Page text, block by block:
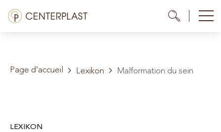
Aller
auMenü
À propos de nous
Page d’accueil Lexikon Malformation du sein
LEXIKON